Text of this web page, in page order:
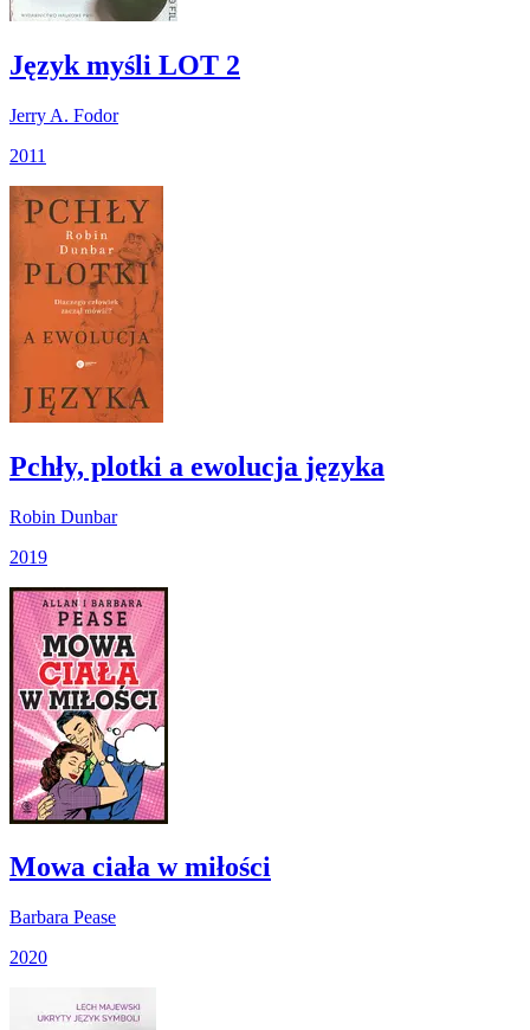
Język myśli LOT 2
Jerry A. Fodor
2011
Pchły, plotki a ewolucja języka
Robin Dunbar
2019
Mowa ciała w miłości
Barbara Pease
2020